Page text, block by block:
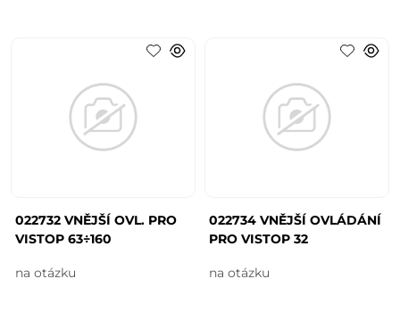
022732 VNĚJŠÍ OVL. PRO
VISTOP 63÷160
na otázku
022734 VNĚJŠÍ OVLÁDÁNÍ
PRO VISTOP 32
na otázku